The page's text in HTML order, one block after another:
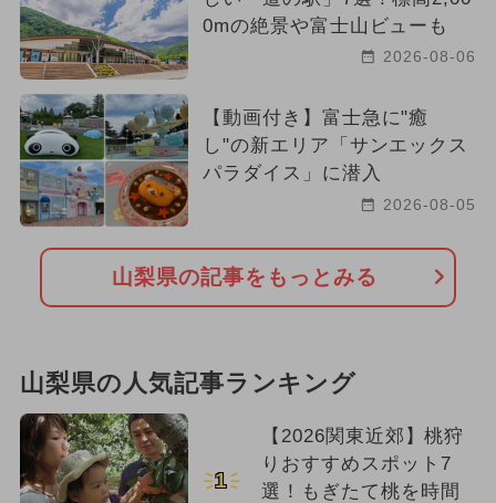
0mの絶景や富士山ビューも
2026-08-06
【動画付き】富士急に"癒
し"の新エリア「サンエックス
パラダイス」に潜入
2026-08-05
山梨県の記事をもっとみる
山梨県の人気記事ランキング
1
【2026関東近郊】桃狩
りおすすめスポット7
選！もぎたて桃を時間